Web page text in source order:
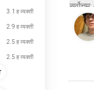
3.1 ह व्यक्ती
2.9 ह व्यक्ती
2.5 ह व्यक्ती
2.5 ह व्यक्ती